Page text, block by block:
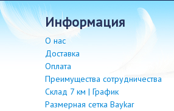
информация
О нас
Доставка
Оплата
Преимущества сотрудничества
Склад 7 км | График
Размерная сетка Baykar